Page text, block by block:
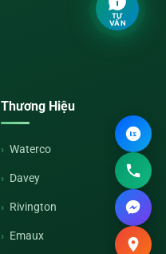
Thương Hiệu
Waterco
Davey
Rivington
Emaux
TƯ
VẤN